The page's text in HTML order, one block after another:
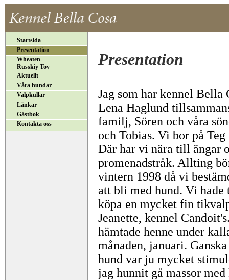
Startsida
Presentation
Wheaten-
Russkiy Toy
Aktuellt
Våra hundar
Valpkullar
Länkar
Gästbok
Kontakta oss
Presentation
Jag som har kennel Bella
Lena Haglund
familj, Sören och våra
och Tobias. Vi bor på
Där har vi nära till ängar
promenadstråk. Allting
vintern 1998 då vi
att bli med hund. Vi hade
köpa en mycket fin
Jeanette, kennel
hämtade henne under
månaden, januari.
hund var ju mycket
jag hunnit gå massor